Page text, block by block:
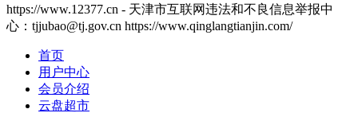
https://www.12377.cn - 天津市互联网违法和不良信息举报中
心：tjjubao@tj.gov.cn https://www.qinglangtianjin.com/
首页
用户中心
会员介绍
云盘超市